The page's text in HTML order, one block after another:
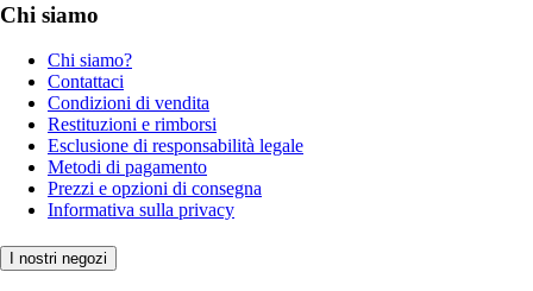
Chi siamo
Chi siamo?
Contattaci
Condizioni di vendita
Restituzioni e rimborsi
Esclusione di responsabilità legale
Metodi di pagamento
Prezzi e opzioni di consegna
Informativa sulla privacy
I nostri negozi